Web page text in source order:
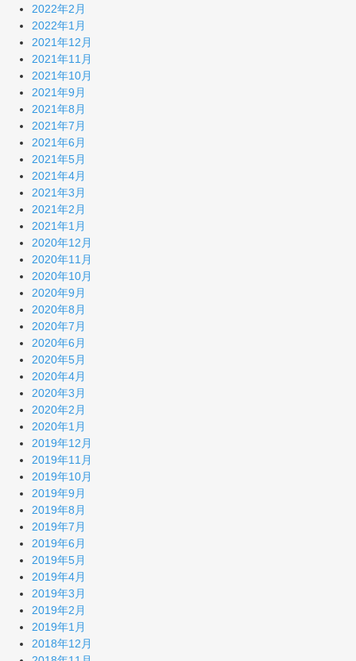
2022年2月
2022年1月
2021年12月
2021年11月
2021年10月
2021年9月
2021年8月
2021年7月
2021年6月
2021年5月
2021年4月
2021年3月
2021年2月
2021年1月
2020年12月
2020年11月
2020年10月
2020年9月
2020年8月
2020年7月
2020年6月
2020年5月
2020年4月
2020年3月
2020年2月
2020年1月
2019年12月
2019年11月
2019年10月
2019年9月
2019年8月
2019年7月
2019年6月
2019年5月
2019年4月
2019年3月
2019年2月
2019年1月
2018年12月